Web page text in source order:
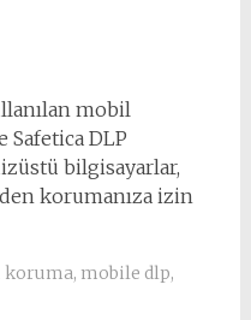
mobil
DLP
bilgisayarlar,
korumanıza izin
koruma, mobile dlp,